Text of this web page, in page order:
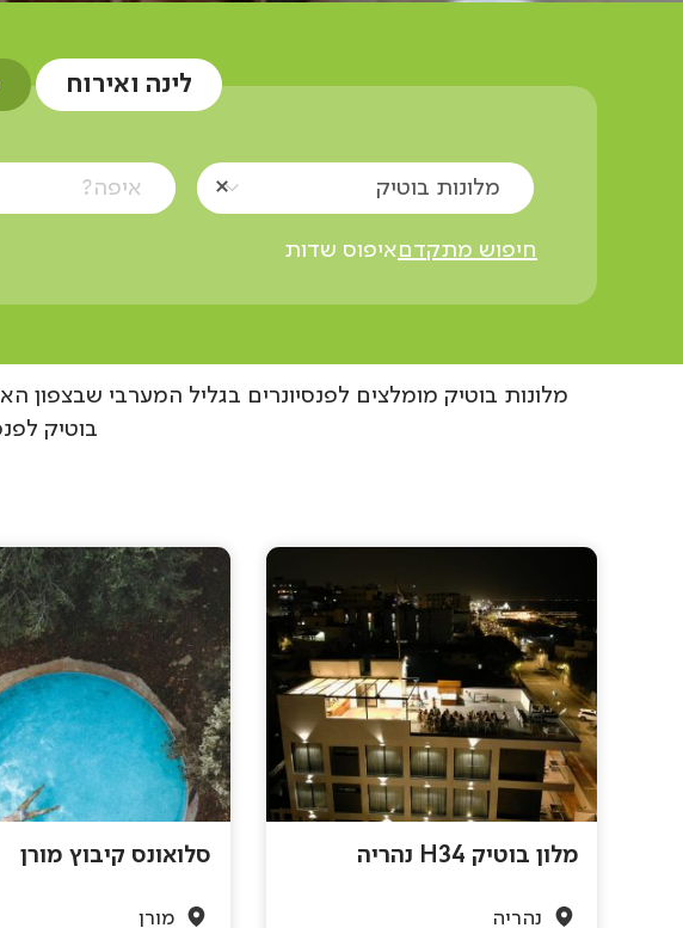
לינה ואירוח
מלונות בוטיק איפה?
חיפוש מתקדםאיפוס שדות
מלונות בוטיק מומלצים לפנסיונרים בגליל המערבי
בוטיק
מלון בוטיק H34 נהריה
נהריה
סלואונס קיבוץ מורן
מורן